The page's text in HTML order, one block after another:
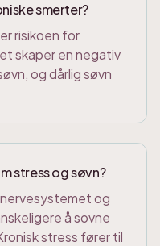
smerter?
risikoen for
skaper en negativ
og dårlig søvn
stress og søvn?
og
å sovne
stress fører til